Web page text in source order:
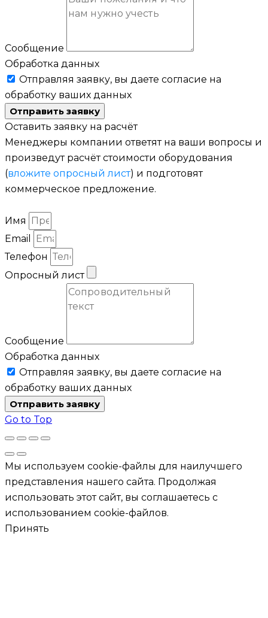
Сообщение
Обработка данных
Отправляя заявку, вы даете согласие на
обработку ваших данных
Отправить заявку
Оставить заявку на расчёт
Менеджеры компании ответят на ваши вопросы и
произведут расчёт стоимости оборудования
(вложите опросный лист) и подготовят
коммерческое предложение.
Имя
Email
Телефон
Опросный лист
Сообщение
Обработка данных
Отправляя заявку, вы даете согласие на
обработку ваших данных
Отправить заявку
Go to Top
Мы используем cookie-файлы для наилучшего
представления нашего сайта. Продолжая
использовать этот сайт, вы соглашаетесь с
использованием cookie-файлов.
Принять